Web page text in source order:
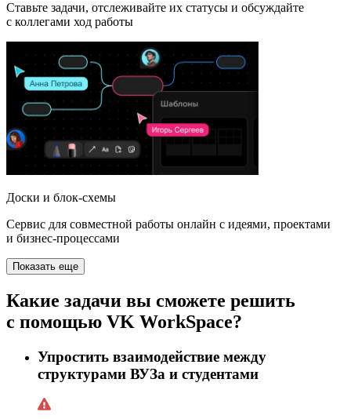
Ставьте задачи, отслеживайте их статусы и обсуждайте
с коллегами ход работы
Доски и блок-схемы
Сервис для совместной работы онлайн с идеями, проектами
и бизнес-процессами
Показать еще
Какие задачи вы сможете решить
с помощью VK WorkSpace?
Упростить взаимодействие между
структурами ВУЗа и студентами